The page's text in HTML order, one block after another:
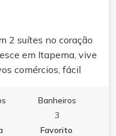
2 suítes no coração
em Itapema, vive
comércios, fácil
conhecer esse
Banheiros
3
Favorito